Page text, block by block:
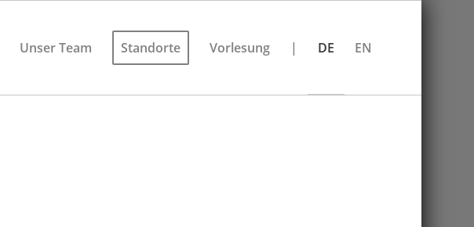
Unser Team Standorte Vorlesung | DE EN